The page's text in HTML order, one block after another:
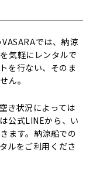
では、納涼
気軽にレンタルで
を行ない、そのま
ん。
き状況によっては
公式LINEから、い
ます。納涼船での
ルをご利用くださ